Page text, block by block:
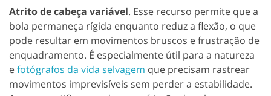
Atrito de cabeça variável. Esse recurso permite que a
bola permaneça rígida enquanto reduz a flexão, o que
pode resultar em movimentos bruscos e frustração de
enquadramento. É especialmente útil para a natureza
efotógrafos da vida selvagem que precisam rastrear
movimentos imprevisíveis sem perder a estabilidade.